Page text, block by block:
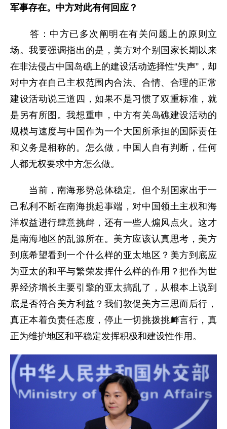
军事存在。中方对此有何回应？
答：中方已多次阐明在有关问题上的原则立
场。我要强调指出的是，美方对个别国家长期以来
在非法侵占中国岛礁上的建设活动选择性“失声”，却
对中方在自己主权范围内合法、合情、合理的正常
建设活动说三道四，如果不是习惯了双重标准，就
是另有所图。我想重申，中方有关岛礁建设活动的
规模与速度与中国作为一个大国所承担的国际责任
和义务是相称的。怎么做，中国人自有判断，任何
人都无权要求中方怎么做。
当前，南海形势总体稳定。但个别国家出于一
己私利不断在南海挑起事端，对中国领土主权和海
洋权益进行肆意挑衅，还有一些人煽风点火。这才
是南海地区的乱源所在。美方应该认真思考，美方
到底希望看到一个什么样的亚太地区？美方到底应
为亚太的和平与繁荣发挥什么样的作用？把作为世
界经济增长主要引擎的亚太搞乱了，从根本上说到
底是否符合美方利益？我们敦促美方三思而后行，
真正本着负责任态度，停止一切挑拨挑衅言行，真
正为维护地区和平稳定发挥积极和建设性作用。